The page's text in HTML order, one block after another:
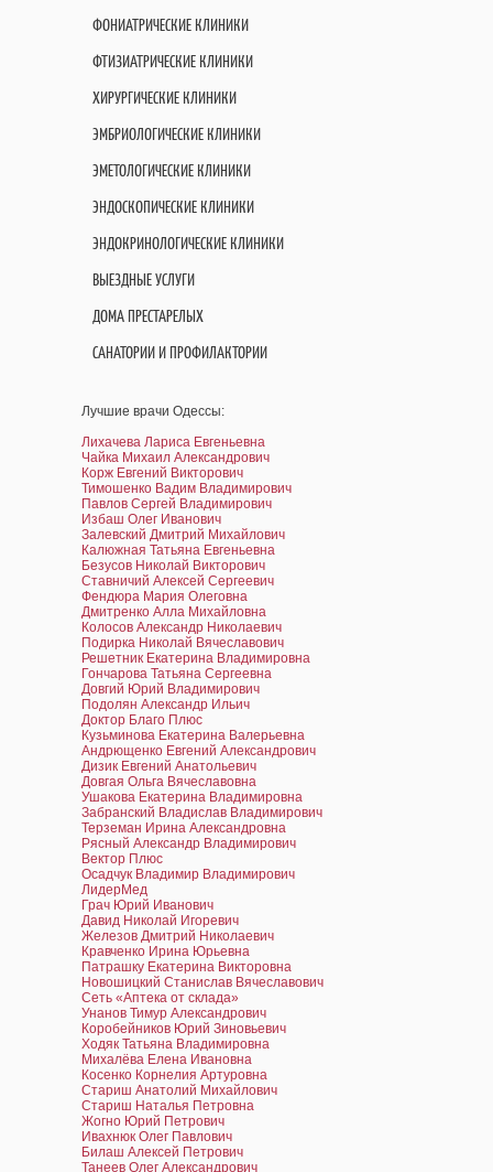
ФОНИАТРИЧЕСКИЕ КЛИНИКИ
ФТИЗИАТРИЧЕСКИЕ КЛИНИКИ
ХИРУРГИЧЕСКИЕ КЛИНИКИ
ЭМБРИОЛОГИЧЕСКИЕ КЛИНИКИ
ЭМЕТОЛОГИЧЕСКИЕ КЛИНИКИ
ЭНДОСКОПИЧЕСКИЕ КЛИНИКИ
ЭНДОКРИНОЛОГИЧЕСКИЕ КЛИНИКИ
ВЫЕЗДНЫЕ УСЛУГИ
ДОМА ПРЕСТАРЕЛЫХ
САНАТОРИИ И ПРОФИЛАКТОРИИ
Лучшие врачи Одессы:
Лихачева Лариса Евгеньевна
Чайка Михаил Александрович
Корж Евгений Викторович
Тимошенко Вадим Владимирович
Павлов Сергей Владимирович
Избаш Олег Иванович
Залевский Дмитрий Михайлович
Калюжная Татьяна Евгеньевна
Безусов Николай Викторович
Ставничий Алексей Сергеевич
Фендюра Мария Олеговна
Дмитренко Алла Михайловна
Колосов Александр Николаевич
Подирка Николай Вячеславович
Решетник Екатерина Владимировна
Гончарова Татьяна Сергеевна
Довгий Юрий Владимирович
Подолян Александр Ильич
Доктор Благо Плюс
Кузьминова Екатерина Валерьевна
Андрющенко Евгений Александрович
Дизик Евгений Анатольевич
Довгая Ольга Вячеславовна
Ушакова Екатерина Владимировна
Забранский Владислав Владимирович
Терземан Ирина Александровна
Рясный Александр Владимирович
Вектор Плюс
Осадчук Владимир Владимирович
ЛидерМед
Грач Юрий Иванович
Давид Николай Игоревич
Железов Дмитрий Николаевич
Кравченко Ирина Юрьевна
Патрашку Екатерина Викторовна
Новошицкий Станислав Вячеславович
Сеть «Аптека от склада»
Унанов Тимур Александрович
Коробейников Юрий Зиновьевич
Ходяк Татьяна Владимировна
Михалёва Елена Ивановна
Косенко Корнелия Артуровна
Стариш Анатолий Михайлович
Стариш Наталья Петровна
Жогно Юрий Петрович
Ивахнюк Олег Павлович
Билаш Алексей Петрович
Танеев Олег Александрович